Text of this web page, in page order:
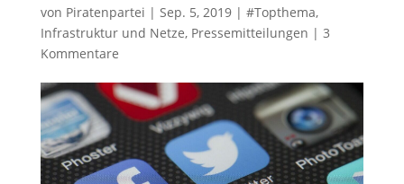
von Piratenpartei | Sep. 5, 2019| #Topthema,
Infrastruktur und Netze, Pressemitteilungen | 3
Kommentare